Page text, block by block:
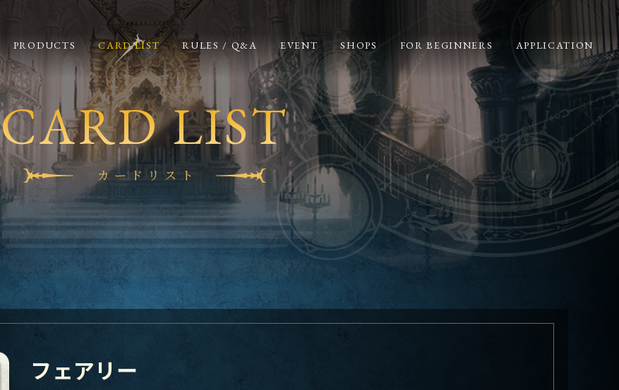
PRODUCTS CARD LIST RULES / Q&A EVENT SHOPS FOR BEGINNERS APPLICATION
CARD LIST
カードリスト
フェアリー